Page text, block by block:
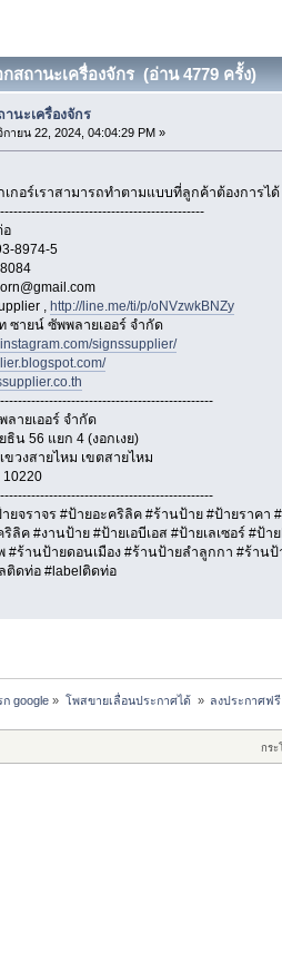
สถานะเครื่องจักร (อ่าน 4779 ครั้ง)
นะเครื่องจักร
ายน 22, 2024, 04:04:29 PM »
กอร์เราสามารถทำตามแบบที่ลูกค้าต้องการไ
อ
8974-5
, http://line.me/ti/p/oNVzwkBNZy
ซายน์ ซัพพลายเออร์ จำกัด
signssupplier/
ายเออร์ จำกัด
น 56 แยก 4 (งอกเงย)
วงสายไหม เขตสายไหม
ยจราจร #ป้ายอะคริลิค #ร้านป้าย #ป้ายราค
ลิค #งานป้าย #ป้ายเอบีเอส #ป้ายเลเซอร์ #ป้
#ร้านป้ายดอนเมือง #ร้านป้ายลำลูกกา #ร้าน
ติดท่อ #labelติดท่อ
google » โพสขายเลื่อนประกาศได้ » ลงประกาศฟ
กระ